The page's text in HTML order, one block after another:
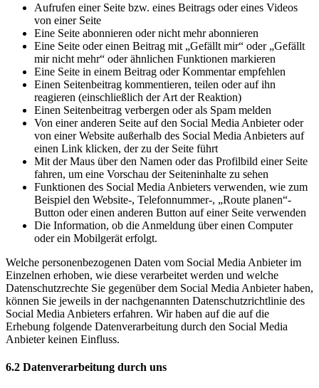
Aufrufen einer Seite bzw. eines Beitrags oder eines Videos
von einer Seite
Eine Seite abonnieren oder nicht mehr abonnieren
Eine Seite oder einen Beitrag mit „Gefällt mir“ oder „Gefällt
mir nicht mehr“ oder ähnlichen Funktionen markieren
Eine Seite in einem Beitrag oder Kommentar empfehlen
Einen Seitenbeitrag kommentieren, teilen oder auf ihn
reagieren (einschließlich der Art der Reaktion)
Einen Seitenbeitrag verbergen oder als Spam melden
Von einer anderen Seite auf den Social Media Anbieter oder
von einer Website außerhalb des Social Media Anbieters auf
einen Link klicken, der zu der Seite führt
Mit der Maus über den Namen oder das Profilbild einer Seite
fahren, um eine Vorschau der Seiteninhalte zu sehen
Funktionen des Social Media Anbieters verwenden, wie zum
Beispiel den Website-, Telefonnummer-, „Route planen“-
Button oder einen anderen Button auf einer Seite verwenden
Die Information, ob die Anmeldung über einen Computer
oder ein Mobilgerät erfolgt.
Welche personenbezogenen Daten vom Social Media Anbieter im
Einzelnen erhoben, wie diese verarbeitet werden und welche
Datenschutzrechte Sie gegenüber dem Social Media Anbieter haben,
können Sie jeweils in der nachgenannten Datenschutzrichtlinie des
Social Media Anbieters erfahren. Wir haben auf die auf die
Erhebung folgende Datenverarbeitung durch den Social Media
Anbieter keinen Einfluss.
6.2 Datenverarbeitung durch uns